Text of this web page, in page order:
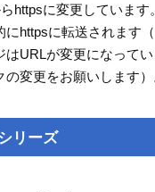
httpsに変更しています
にhttpsに転送されます
はURLが変更になって
変更をお願いします）
リーズ